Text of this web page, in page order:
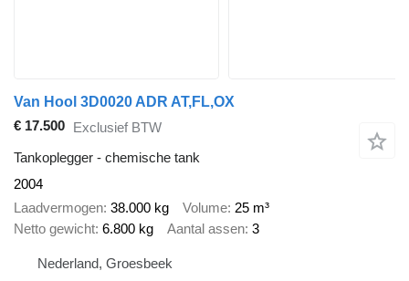
Van Hool 3D0020 ADR AT,FL,OX
€ 17.500 Exclusief BTW
Tankoplegger - chemische tank
2004
Laadvermogen 38.000 kg Volume 25 m³
Netto gewicht 6.800 kg Aantal assen 3
Nederland, Groesbeek